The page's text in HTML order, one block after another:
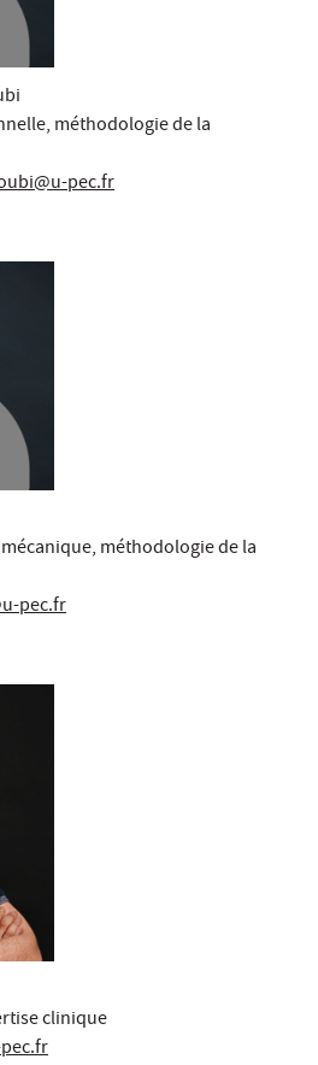
méthodologie de la
pec.fr
méthodologie de la
pec.fr
clinique